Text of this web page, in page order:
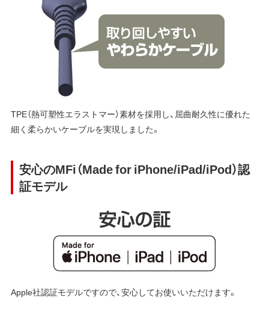
TPE（熱可塑性エラストマー）素材を採用し、屈曲耐久性に優れた
細く柔らかいケーブルを実現しました。
安心のMFi（Made for iPhone/iPad/iPod）認
証モデル
Apple社認証モデルですので、安心してお使いいただけます。